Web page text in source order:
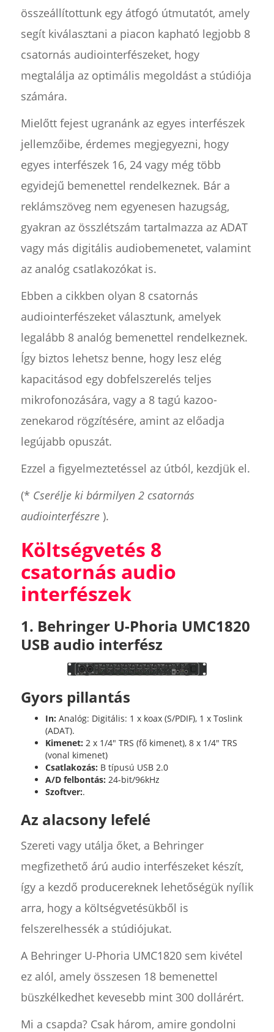
összeállítottunk egy átfogó útmutatót, amely
segít kiválasztani a piacon kapható legjobb 8
csatornás audiointerfészeket, hogy
megtalálja az optimális megoldást a stúdiója
számára.
Mielőtt fejest ugranánk az egyes interfészek
jellemzőibe, érdemes megjegyezni, hogy
egyes interfészek 16, 24 vagy még több
egyidejű bemenettel rendelkeznek. Bár a
reklámszöveg nem egyenesen hazugság,
gyakran az összlétszám tartalmazza az ADAT
vagy más digitális audiobemenetet, valamint
az analóg csatlakozókat is.
Ebben a cikkben olyan 8 csatornás
audiointerfészeket választunk, amelyek
legalább 8 analóg bemenettel rendelkeznek.
Így biztos lehetsz benne, hogy lesz elég
kapacitásod egy dobfelszerelés teljes
mikrofonozására, vagy a 8 tagú kazoo-
zenekarod rögzítésére, amint az előadja
legújabb opuszát.
Ezzel a figyelmeztetéssel az útból, kezdjük el.
(* Cserélje ki bármilyen 2 csatornás
audiointerfészre).
Költségvetés 8
csatornás audio
interfészek
1. Behringer U-Phoria UMC1820
USB audio interfész
Gyors pillantás
In: Analóg: Digitális: 1 x koax (S/PDIF), 1 x Toslink
(ADAT).
Kimenet: 2 x 1/4" TRS (fő kimenet), 8 x 1/4" TRS
(vonal kimenet)
Csatlakozás: B típusú USB 2.0
A/D felbontás: 24-bit/96kHz
Szoftver:.
Az alacsony lefelé
Szereti vagy utálja őket, a Behringer
megfizethető árú audio interfészeket készít,
így a kezdő producereknek lehetőségük nyílik
arra, hogy a költségvetésükből is
felszerelhessék a stúdiójukat.
A Behringer U-Phoria UMC1820 sem kivétel
ez alól, amely összesen 18 bemenettel
büszkélkedhet kevesebb mint 300 dollárért.
Mi a csapda? Csak három, amire gondolni